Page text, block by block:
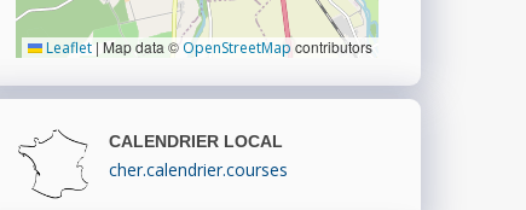
Leaflet | Map data © OpenStreetMap contributors
CALENDRIER LOCAL
cher.calendrier.courses